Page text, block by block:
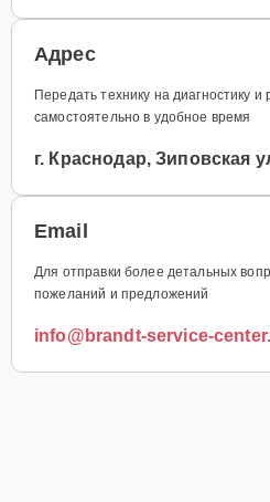
Адрес
Передать технику на диагностику
самостоятельно в удобное время
г. Краснодар, Зиповская
Email
Для отправки более детальных
пожеланий и предложений
info@brandt-service-